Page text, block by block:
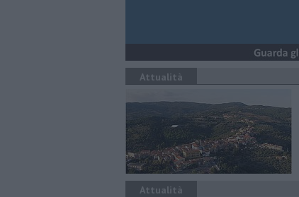
Attualità
Attualità